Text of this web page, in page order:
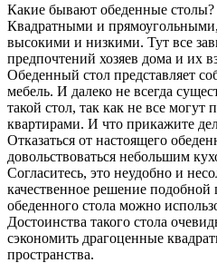
Какие бывают обеденные
Квадратными и
высокими и низкими. Тут все
предпочтений хозяев дома и их
Обеденный стол представляет
мебель. И далеко не всегда
такой стол, так как не все могут
квартирами. И что прикажите
Отказаться от настоящего
довольствоваться небольшим
Согласитесь, это неудобно и
качественное решение
обеденного стола можно
Достоинства такого стола
сэкономить драгоценные
пространства.